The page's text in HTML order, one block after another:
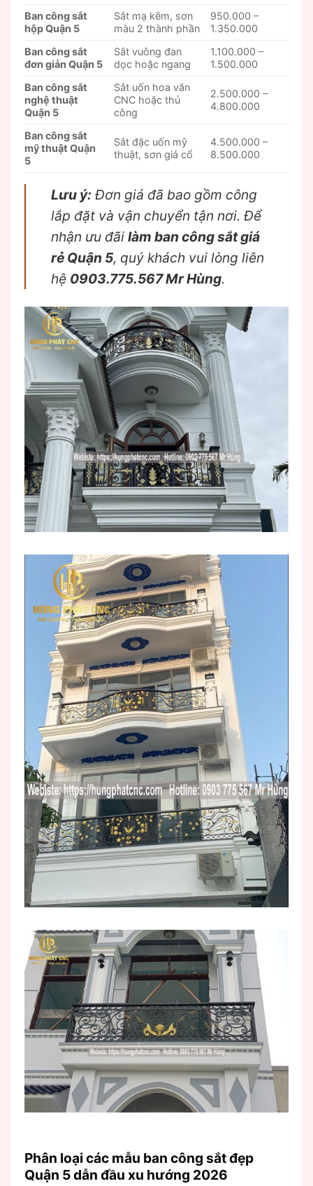
Ban công sắt
hộp Quận 5
Sắt mạ kẽm, sơn
màu 2 thành phần
950.000 –
1.350.000
Ban công sắt
đơn giản Quận 5
Sắt vuông đan
dọc hoặc ngang
1.100.000 –
1.500.000
Ban công sắt
nghệ thuật
Quận 5
Sắt uốn hoa văn
CNC hoặc thủ
công
2.500.000 –
4.800.000
Ban công sắt
mỹ thuật Quận
5
Sắt đặc uốn mỹ
thuật, sơn giả cổ
4.500.000 –
8.500.000
Lưu ý: Đơn giá đã bao gồm công
lắp đặt và vận chuyển tận nơi. Để
nhận ưu đãi làm ban công sắt giá
rẻ Quận 5, quý khách vui lòng liên
hệ 0903.775.567 Mr Hùng.
Phân loại các mẫu ban công sắt đẹp
Quận 5 dẫn đầu xu hướng 2026